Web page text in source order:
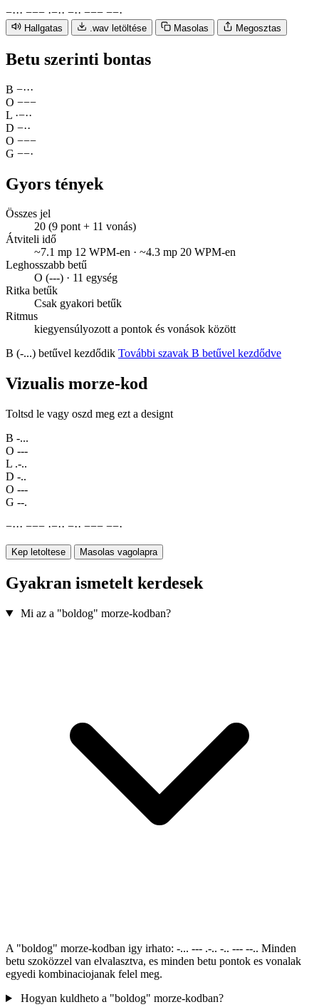
−··· −−− ·−·· −·· −−− −−·
Hallgatas .wav letöltése Masolas Megosztas
Betu szerinti bontas
B −···
O −−−
L ·−··
D −··
O −−−
G −−·
Gyors tények
Összes jel
20 (9 pont + 11 vonás)
Átviteli idő
~7.1 mp 12 WPM-en · ~4.3 mp 20 WPM-en
Leghosszabb betű
O (---) · 11 egység
Ritka betűk
Csak gyakori betűk
Ritmus
kiegyensúlyozott a pontok és vonások között
B (-...) betűvel kezdődik További szavak B betűvel kezdődve
Vizualis morze-kod
Toltsd le vagy oszd meg ezt a designt
B -...
O ---
L .-..
D -..
O ---
G --.
−··· −−− ·−·· −·· −−− −−·
Kep letoltese Masolas vagolapra
Gyakran ismetelt kerdesek
Mi az a "boldog" morze-kodban?
A "boldog" morze-kodban igy irhato: -... --- .-.. -.. --- --.. Minden
betu szoközzel van elvalasztva, es minden betu pontok es vonalak
egyedi kombinaciojanak felel meg.
Hogyan kuldheto a "boldog" morze-kodban?